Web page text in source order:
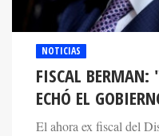
NOTICIAS
FISCAL BERMAN:
ECHÓ EL
El ahora ex fiscal del